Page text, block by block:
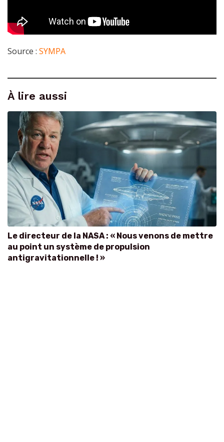
Source : SYMPA
À lire aussi
Le directeur de la NASA : « Nous venons de mettre
au point un système de propulsion
antigravitationnelle ! »